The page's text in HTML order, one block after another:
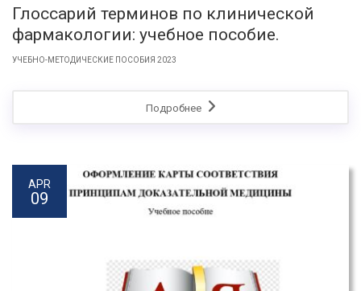
Глоссарий терминов по клинической
фармакологии: учебное пособие.
УЧЕБНО-МЕТОДИЧЕСКИЕ ПОСОБИЯ 2023
Подробнее
APR
09